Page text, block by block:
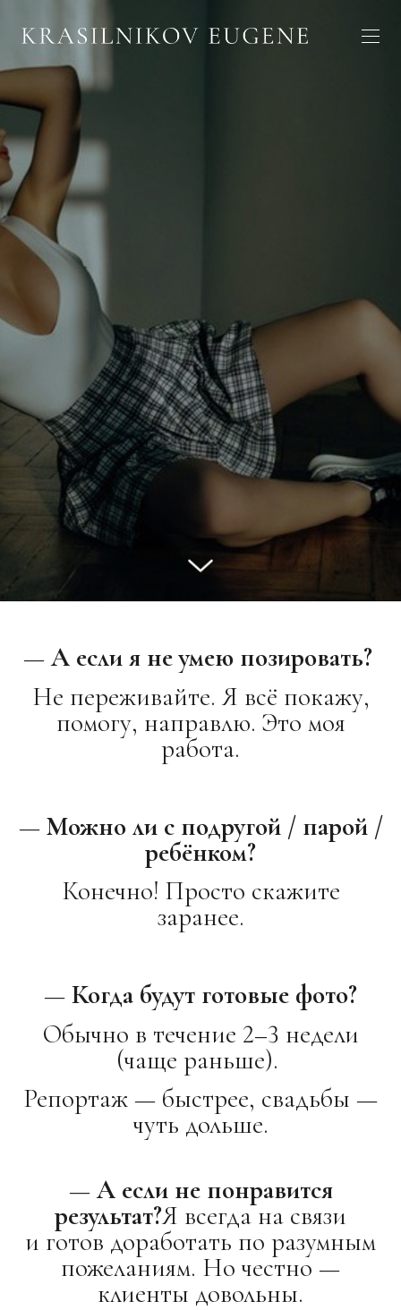
— А если я не умею позировать?
Не переживайте. Я всё покажу,
помогу, направлю. Это моя
работа.
— Можно ли с подругой / парой /
ребёнком?
Конечно! Просто скажите
заранее.
— Когда будут готовые фото?
Обычно в течение 2–3 недели
(чаще раньше).
Репортаж — быстрее, свадьбы —
чуть дольше.
— А если не понравится
результат?Я всегда на связи
и готов доработать по разумным
пожеланиям. Но честно —
клиенты довольны.